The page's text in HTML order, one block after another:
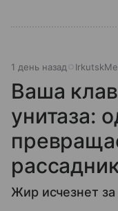
1 день назад
Ваша
унитаза:
Жир исчезнет за